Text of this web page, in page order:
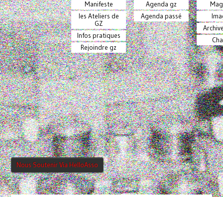
Manifeste
les Ateliers de
GZ
Infos pratiques
Rejoindre gz
Agenda gz
Agenda passé
Nous Soutenir Via HelloAsso